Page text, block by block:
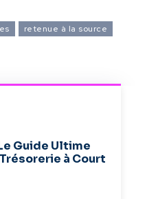
retenue à la source
Guide Ultime
à Court